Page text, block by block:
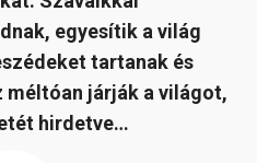
egyesítik a világ
tartanak és
járják a világot,
hirdetve…